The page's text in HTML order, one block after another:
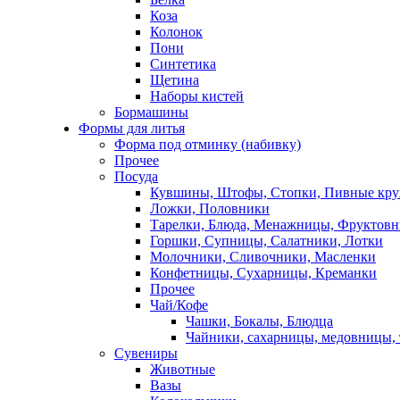
Коза
Колонок
Пони
Синтетика
Щетина
Наборы кистей
Бормашины
Формы для литья
Форма под отминку (набивку)
Прочее
Посуда
Кувшины, Штофы, Стопки, Пивные
Ложки, Половники
Тарелки, Блюда, Менажницы,
Горшки, Супницы, Салатники, Лотки
Молочники, Сливочники, Масленки
Конфетницы, Сухарницы, Креманки
Прочее
Чай/Кофе
Чашки, Бокалы, Блюдца
Чайники, сахарницы, медовницы,
Сувениры
Животные
Вазы